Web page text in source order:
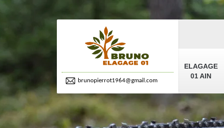
brunopierrot1964@gmail.com
ELAGAGE
01 AIN